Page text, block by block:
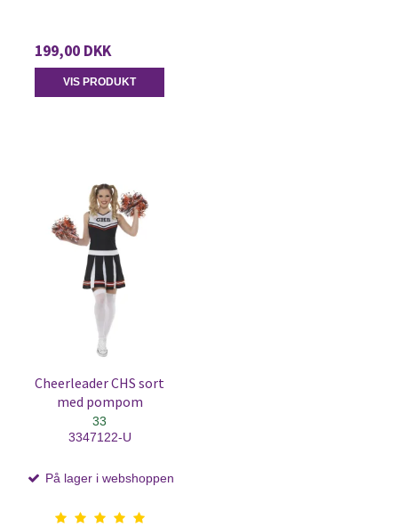
199,00 DKK
VIS PRODUKT
Cheerleader CHS sort
med pompom
33
3347122-U
På lager i webshoppen